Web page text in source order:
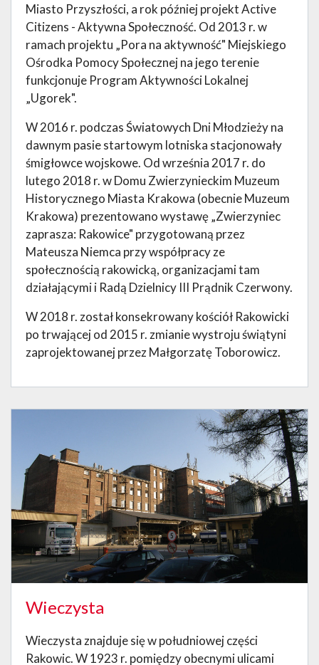
Miasto Przyszłości, a rok później projekt Active
Citizens - Aktywna Społeczność. Od 2013 r. w
ramach projektu „Pora na aktywność" Miejskiego
Ośrodka Pomocy Społecznej na jego terenie
funkcjonuje Program Aktywności Lokalnej
„Ugorek".
W 2016 r. podczas Światowych Dni Młodzieży na
dawnym pasie startowym lotniska stacjonowały
śmigłowce wojskowe. Od września 2017 r. do
lutego 2018 r. w Domu Zwierzynieckim Muzeum
Historycznego Miasta Krakowa (obecnie Muzeum
Krakowa) prezentowano wystawę „Zwierzyniec
zaprasza: Rakowice" przygotowaną przez
Mateusza Niemca przy współpracy ze
społecznością rakowicką, organizacjami tam
działającymi i Radą Dzielnicy III Prądnik Czerwony.
W 2018 r. został konsekrowany kościół Rakowicki
po trwającej od 2015 r. zmianie wystroju świątyni
zaprojektowanej przez Małgorzatę Toborowicz.
Wieczysta
Wieczysta znajduje się w południowej części
Rakowic. W 1923 r. pomiędzy obecnymi ulicami